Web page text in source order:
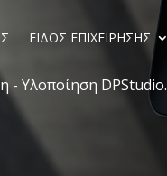
ΕΙΔΟΣ ΕΠΙΧΕΙΡΗΣΗΣ
- Υλοποίηση